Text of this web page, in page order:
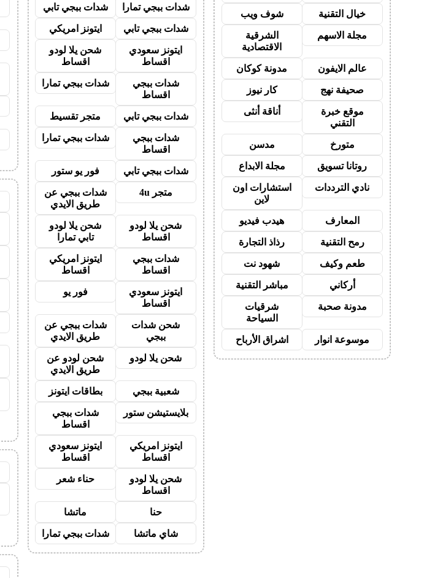
خيال التقنية شوف ويب
مجلة الاسهم
الشرقية
الاقتصادية
عالم الايفون مدونة كوكان
صحيفة نهج كار نيوز
موقع خبرة
التقني
أناقة أنثى
متورخ مدسن
روتانا تسويق مجلة الابداع
نادي الترددات
استشارات اون
لاين
المعارف هيدب فيديو
رمح التقنية رذاذ التجارة
طعم وكيف شهود نت
أركاني مباشر التقنية
مدونة صحبة
شرقيات
السياحة
موسوعة انوار اشراق الأرباح
شدات ببجي تمارا شدات ببجي تابي
شدات ببجي تابي ايتونز امريكي
ايتونز سعودي
اقساط
شحن يلا لودو
اقساط
شدات ببجي
اقساط
شدات ببجي تمارا
شدات ببجي تابي متجر تقسيط
شدات ببجي
اقساط
شدات ببجي تمارا
شدات ببجي تابي فور يو ستور
متجر 4u
شدات ببجي عن
طريق الايدي
شحن يلا لودو
اقساط
شحن يلا لودو
تابي تمارا
شدات ببجي
اقساط
ايتونز امريكي
اقساط
ايتونز سعودي
اقساط
فور يو
شحن شدات
ببجي
شدات ببجي عن
طريق الايدي
شحن يلا لودو
شحن لودو عن
طريق الايدي
شعبية ببجي بطاقات ايتونز
بلايستيشن ستور
شدات ببجي
اقساط
ايتونز امريكي
اقساط
ايتونز سعودي
اقساط
شحن يلا لودو
اقساط
حناء شعر
حنا ماتشا
شاي ماتشا شدات ببجي تمارا